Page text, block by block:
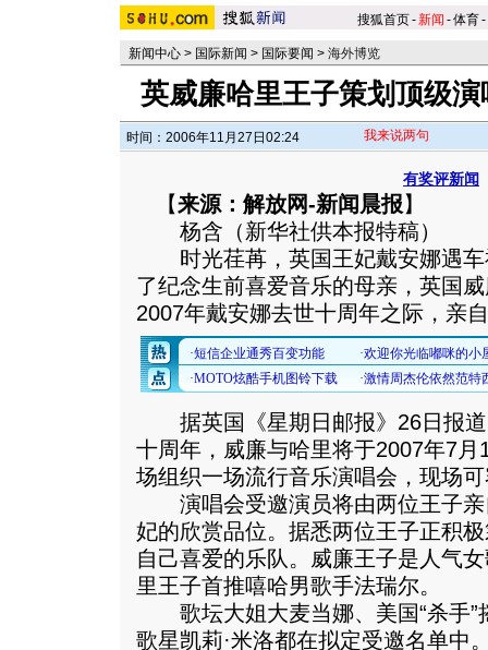
搜狐首页-新闻 -体育-
新闻中心 > 国际新闻 > 国际要闻 > 海外博览
英威廉哈里王子策划顶级
时间：2006年11月27日02:24 我来说两句
有奖评新闻
【来源：解放网-新闻晨报】
杨含（新华社供本报特稿）
时光荏苒，英国王妃戴安娜遇车
了纪念生前喜爱音乐的母亲，英国
2007年戴安娜去世十周年之际，亲
据英国《星期日邮报》26日报道
十周年，威廉与哈里将于2007年7
场组织一场流行音乐演唱会，现场
演唱会受邀演员将由两位王子亲
妃的欣赏品位。据悉两位王子正积
自己喜爱的乐队。威廉王子是人气
里王子首推嘻哈男歌手法瑞尔。
歌坛大姐大麦当娜、美国“杀手”
歌星凯莉·米洛都在拟定受邀名单中